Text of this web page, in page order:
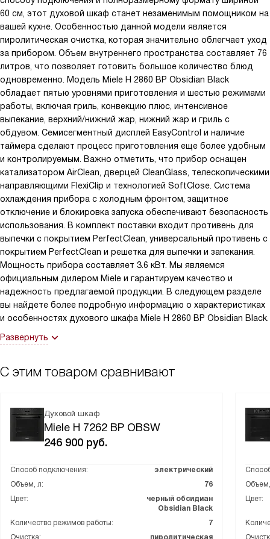
охлаждения прибора с холодным фронтом. Благодаря ей,
даже после длительной работы духовка остается прохладной
на ощупь, что обеспечивает безопасность использования.
В общем, я очень доволен своей покупкой. Этот духовой шкаф
стал настоящим помощником на моей кухне и значительно
облегчил процесс приготовления пищи. Рекомендую всем, кто
ценит качество и функциональность!
60 см, этот духовой шкаф станет незаменимым помощником на
вашей кухне. Особенностью данной модели является
пиролитическая очистка, которая значительно облегчает уход
за прибором. Объем внутреннего пространства составляет 76
литров, что позволяет готовить большое количество блюд
одновременно. Модель Miele H 2860 BP Obsidian Black
обладает пятью уровнями приготовления и шестью режимами
работы, включая гриль, конвекцию плюс, интенсивное
выпекание, верхний/нижний жар, нижний жар и гриль с
обдувом. Семисегментный дисплей EasyControl и наличие
таймера сделают процесс приготовления еще более удобным
и контролируемым. Важно отметить, что прибор оснащен
катализатором AirClean, дверцей CleanGlass, телескопическими
направляющими FlexiClip и технологией SoftClose. Система
охлаждения прибора с холодным фронтом, защитное
отключение и блокировка запуска обеспечивают безопасность
использования. В комплект поставки входит противень для
выпечки с покрытием PerfectClean, универсальный противень с
покрытием PerfectClean и решетка для выпечки и запекания.
Мощность прибора составляет 3.6 кВт. Мы являемся
официальным дилером Miele и гарантируем качество и
надежность предлагаемой продукции. В следующем разделе
вы найдете более подробную информацию о характеристиках
и особенностях духового шкафа Miele H 2860 BP Obsidian Black.
Развернуть
С этим товаром сравнивают
Духовой шкаф
Miele H 7262 BP OBSW
246 900 руб.
Способ подключения:
электрический
Объем, л:
76
Цвет:
черный обсидиан
Obsidian Black
Количество режимов работы:
7
Цвет: